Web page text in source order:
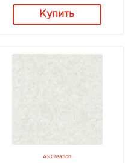
Купить
AS Creation